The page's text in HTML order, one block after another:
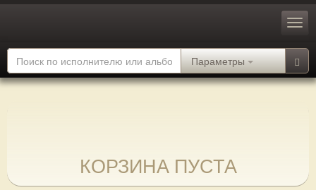
Параметры
КОРЗИНА ПУСТА